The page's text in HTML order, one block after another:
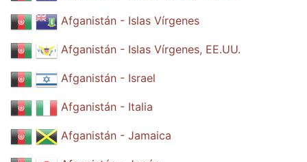
Afganistán - Islas Vírgenes
Afganistán - Islas Vírgenes, EE.UU.
Afganistán - Israel
Afganistán - Italia
Afganistán - Jamaica